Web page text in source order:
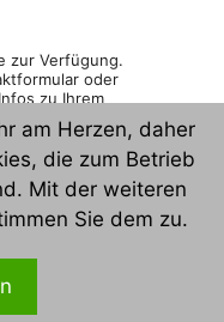
zur Verfügung.
oder
zu Ihrem
am Herzen, daher
die zum Betrieb
Mit der weiteren
Sie dem zu.